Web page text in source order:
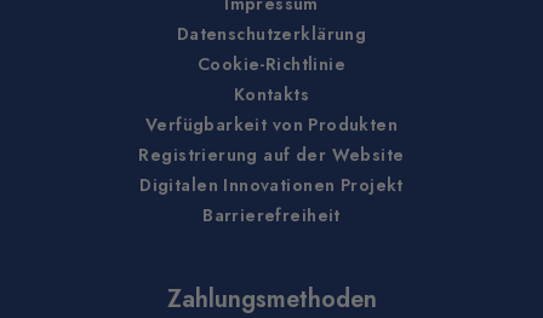
Datenschutzerklärung
Cookie-Richtlinie
Kontakts
Verfügbarkeit von Produkten
Registrierung auf der Website
Digitalen Innovationen Projekt
Barrierefreiheit
Zahlungsmethoden